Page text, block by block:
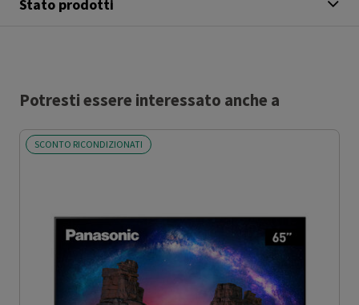
Stato prodotti
Potresti essere interessato anche a
SCONTO RICONDIZIONATI